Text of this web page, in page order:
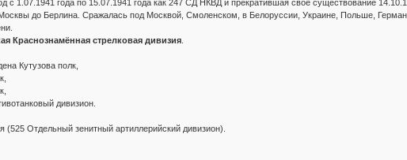
с 1.07.1941 года по 15.07.1941 года как 247 СД НКВД и прекратившая своё существование
до Берлина. Сражалась под Москвой, Смоленском, в Белоруссии, Украине, Польше,
Краснознамённая стрелковая дивизия.
Кутузова полк,
дивизион.
(525 Отдельный зенитный артиллерийский дивизион).